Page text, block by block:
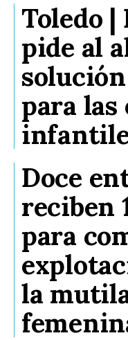
Toledo |
pide al
para las
Doce
reciben
para
la